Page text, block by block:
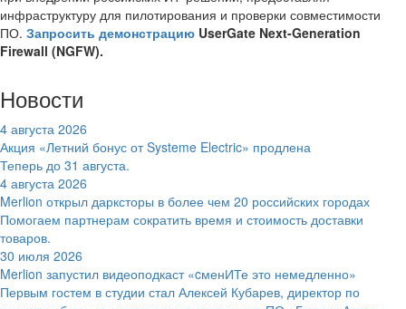
инфраструктуру для пилотирования и проверки совместимости
ПО. Запросить демонстрацию UserGate Next-Generation
Firewall (NGFW).
Новости
4 августа 2026
Акция «Летний бонус от Systeme Electric» продлена
Теперь до 31 августа.
4 августа 2026
Merlion открыл дарксторы в более чем 20 российских городах
Помогаем партнерам сократить время и стоимость доставки
товаров.
30 июля 2026
Merlion запустил видеоподкаст «cменИТе это немедленно»
Первым гостем в студии стал Алексей Кубарев, директор по